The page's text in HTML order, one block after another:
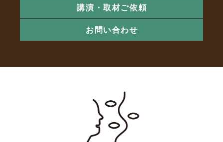
講演・取材ご依頼
お問い合わせ